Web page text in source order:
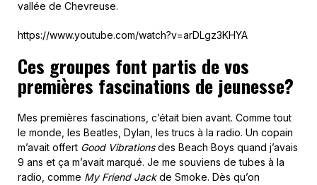
vallée de Chevreuse.
https://www.youtube.com/watch?v=arDLgz3KHYA
Ces groupes font partis de vos
premières fascinations de jeunesse?
Mes premières fascinations, c’était bien avant. Comme tout
le monde, les Beatles, Dylan, les trucs à la radio. Un copain
m’avait offert Good Vibrationsdes Beach Boys quand j’avais
9 ans et ça m’avait marqué. Je me souviens de tubes à la
radio, comme My Friend Jackde Smoke. Dès qu’on